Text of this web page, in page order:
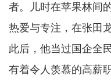
者。儿时在苹果林间
热爱与专注，在张田
此后，他当过国企全
有着令人羡慕的高薪